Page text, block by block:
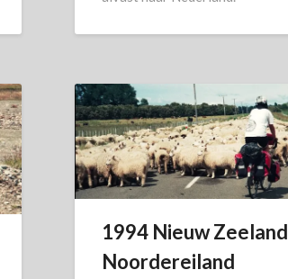
1994 Nieuw Zeeland
Noordereiland